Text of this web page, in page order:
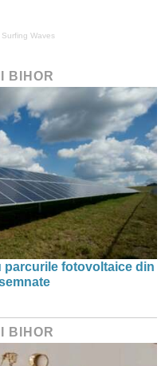
Surfing Waves
BIHOR
parcurile fotovoltaice din
BIHOR